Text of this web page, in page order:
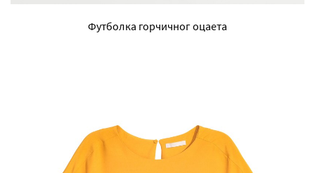
Футболка горчичног оцаета